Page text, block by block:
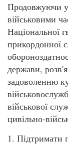
Продовжуючи
військовими
Національної
прикордонної
держави,
задоволенню
військової
цивільно-
1. Підтримати